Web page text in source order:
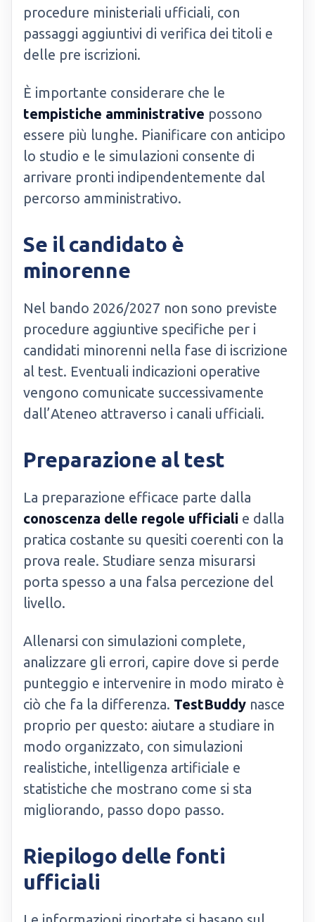
procedure ministeriali ufficiali, con
passaggi aggiuntivi di verifica dei titoli e
delle pre iscrizioni.
È importante considerare che le
tempistiche amministrative possono
essere più lunghe. Pianificare con anticipo
lo studio e le simulazioni consente di
arrivare pronti indipendentemente dal
percorso amministrativo.
Se il candidato è
minorenne
Nel bando 2026/2027 non sono previste
procedure aggiuntive specifiche per i
candidati minorenni nella fase di iscrizione
al test. Eventuali indicazioni operative
vengono comunicate successivamente
dall’Ateneo attraverso i canali ufficiali.
Preparazione al test
La preparazione efficace parte dalla
conoscenza delle regole ufficiali e dalla
pratica costante su quesiti coerenti con la
prova reale. Studiare senza misurarsi
porta spesso a una falsa percezione del
livello.
Allenarsi con simulazioni complete,
analizzare gli errori, capire dove si perde
punteggio e intervenire in modo mirato è
ciò che fa la differenza. TestBuddy nasce
proprio per questo: aiutare a studiare in
modo organizzato, con simulazioni
realistiche, intelligenza artificiale e
statistiche che mostrano come si sta
migliorando, passo dopo passo.
Riepilogo delle fonti
ufficiali